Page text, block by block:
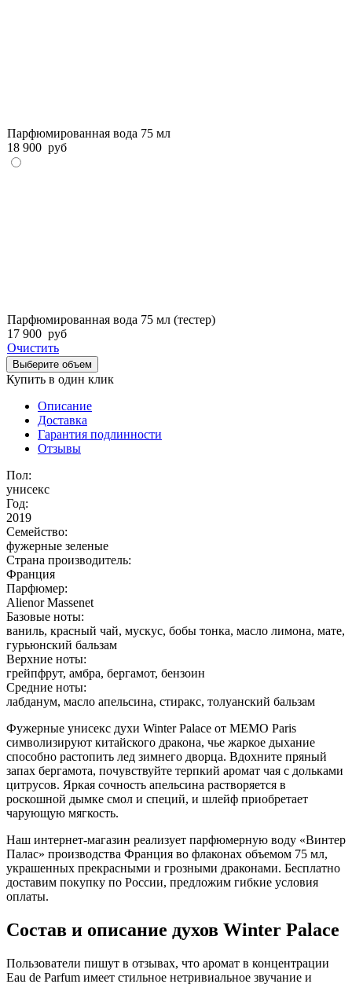
Парфюмированная вода 75 мл
18 900 руб
Парфюмированная вода 75 мл (тестер)
17 900 руб
Очистить
Выберите объем
Купить в один клик
Описание
Доставка
Гарантия подлинности
Отзывы
Пол:
унисекс
Год:
2019
Семейство:
фужерные зеленые
Страна производитель:
Франция
Парфюмер:
Alienor Massenet
Базовые ноты:
ваниль, красный чай, мускус, бобы тонка, масло лимона, мате,
гурьюнский бальзам
Верхние ноты:
грейпфрут, амбра, бергамот, бензоин
Средние ноты:
лабданум, масло апельсина, стиракс, толуанский бальзам
Фужерные унисекс духи Winter Palace от MEMO Paris
символизируют китайского дракона, чье жаркое дыхание
способно растопить лед зимнего дворца. Вдохните пряный
запах бергамота, почувствуйте терпкий аромат чая с дольками
цитрусов. Яркая сочность апельсина растворяется в
роскошной дымке смол и специй, и шлейф приобретает
чарующую мягкость.
Наш интернет-магазин реализует парфюмерную воду «Винтер
Палас» производства Франция во флаконах объемом 75 мл,
украшенных прекрасными и грозными драконами. Бесплатно
доставим покупку по России, предложим гибкие условия
оплаты.
Состав и описание духов Winter Palace
Пользователи пишут в отзывах, что аромат в концентрации
Eau de Parfum имеет стильное нетривиальное звучание и